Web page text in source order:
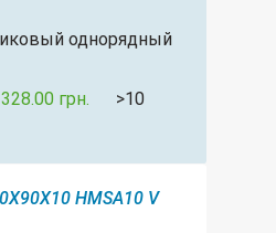
однорядный
328.00 грн. >10
HMSA10 V